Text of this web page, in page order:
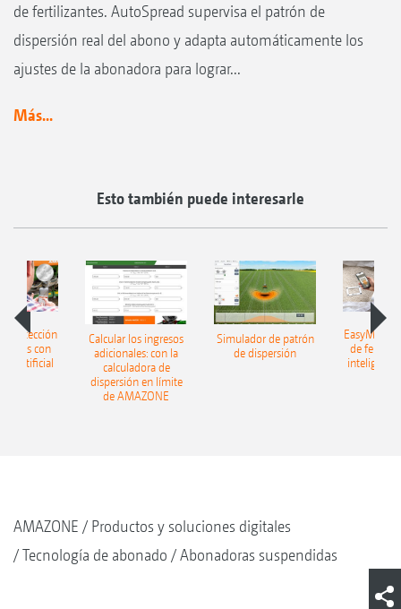
de fertilizantes. AutoSpread supervisa el patrón de
dispersión real del abono y adapta automáticamente los
ajustes de la abonadora para lograr...
Más...
Esto también puede interesarle
detección
con
artificial
Calcular los ingresos
adicionales: con la
calculadora de
dispersión en límite
de AMAZONE
Simulador de patrón
de dispersión
EasyMatch:
de
AMAZONE
Productos y soluciones digitales
Tecnología de abonado
Abonadoras suspendidas